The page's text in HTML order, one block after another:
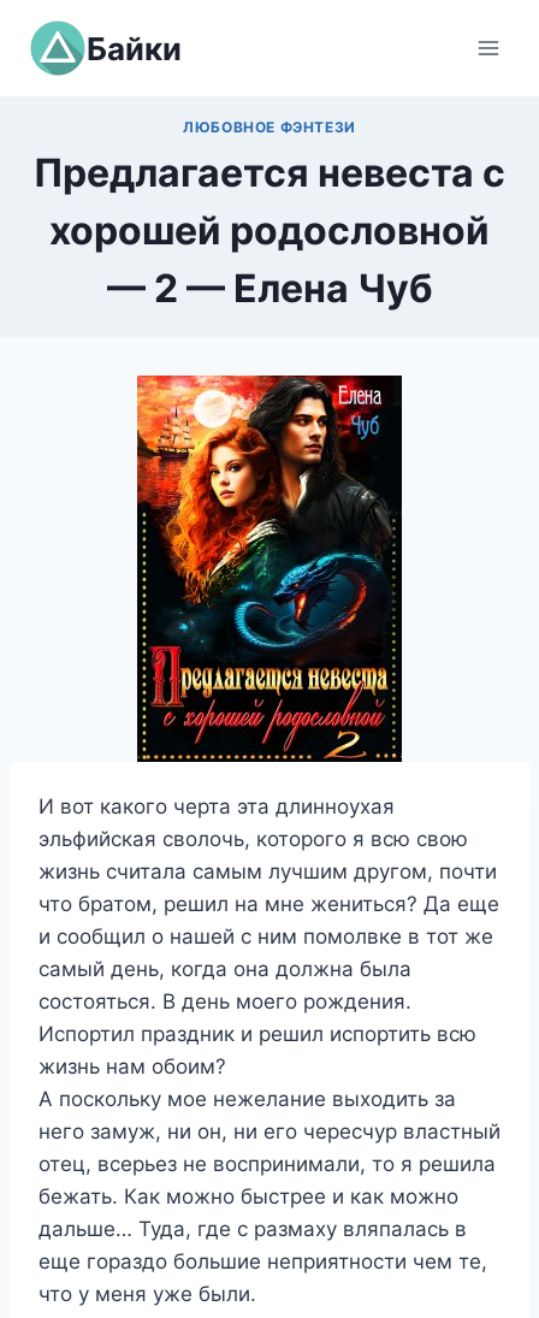
Перейти
содержимому
Байки
ЛЮБОВНОЕ ФЭНТЕЗИ
Предлагается невеста с
хорошей родословной
— 2 — Елена Чуб
И вот какого черта эта длинноухая
эльфийская сволочь, которого я всю свою
жизнь считала самым лучшим другом, почти
что братом, решил на мне жениться? Да еще
и сообщил о нашей с ним помолвке в тот же
самый день, когда она должна была
состояться. В день моего рождения.
Испортил праздник и решил испортить всю
жизнь нам обоим?
А поскольку мое нежелание выходить за
него замуж, ни он, ни его чересчур властный
отец, всерьез не воспринимали, то я решила
бежать. Как можно быстрее и как можно
дальше… Туда, где с размаху вляпалась в
еще гораздо большие неприятности чем те,
что у меня уже были.